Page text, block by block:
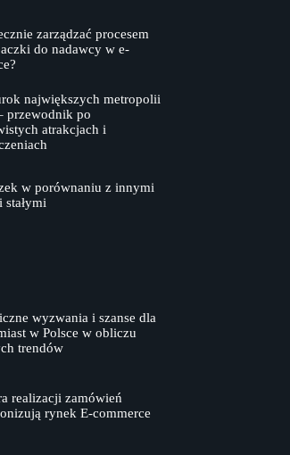
zarządzać procesem
do nadawcy w e-
największych metropolii
przewodnik po
atrakcjach i
w porównaniu z innymi
stałymi
wyzwania i szanse dla
w Polsce w obliczu
trendów
realizacji zamówień
rynek E-commerce